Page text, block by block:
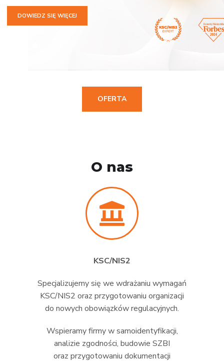
DOWIEDZ SIĘ WIĘCEJ
OFERTA
O nas
KSC/NIS2
Specjalizujemy się we wdrażaniu wymagań
KSC/NIS2 oraz przygotowaniu organizacji
do nowych obowiązków regulacyjnych.
Wspieramy firmy w samoidentyfikacji,
analizie zgodności, budowie SZBI
oraz przygotowaniu dokumentacji